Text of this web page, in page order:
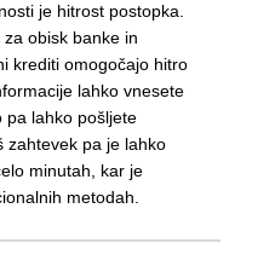
je hitrost postopka.
obisk banke in
krediti omogočajo hitro
lahko vnesete
pa lahko pošljete
zahtevek pa je lahko
minutah, kar je
metodah.